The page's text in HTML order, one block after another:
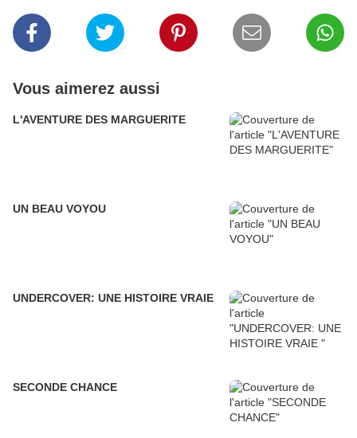
Vous aimerez aussi
L'AVENTURE DES MARGUERITE
UN BEAU VOYOU
UNDERCOVER: UNE HISTOIRE VRAIE
SECONDE CHANCE